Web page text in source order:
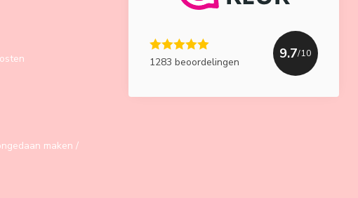
maken /
1283 beoordelingen
9.7/10